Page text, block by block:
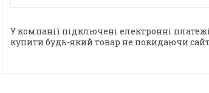
У компанії підключені електронні
купити будь-який товар не покидаючи